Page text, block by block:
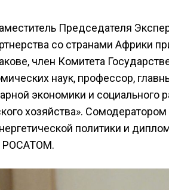
Председателя
со странами Африки
член Комитета
наук, профессор,
экономики и социального
хозяйства». Сомодератором
политики и
РОСАТОМ.